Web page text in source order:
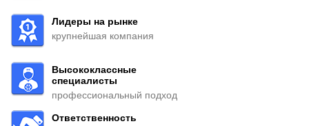
Лидеры на рынке
крупнейшая компания
Высококлассные
специалисты
профессиональный подход
Ответственность